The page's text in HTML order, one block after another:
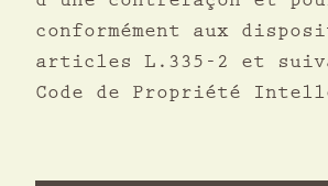
conformément aux
articles L.335-2 et
Code de Propriété